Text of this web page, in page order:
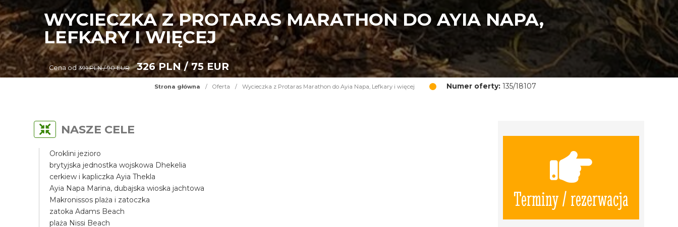
WYCIECZKA Z PROTARAS MARATHON DO AYIA NAPA,
LEFKARY I WIĘCEJ
Cena od 391 PLN / 90 EUR 326 PLN / 75 EUR
Strona główna / Oferta / Wycieczka z Protaras Marathon do Ayia Napa, Lefkary i więcej Numer oferty: 135/18107
Terminy / rezerwacja
NASZE CELE
Oroklini jezioro
brytyjska jednostka wojskowa Dhekelia
cerkiew i kapliczka Ayia Thekla
Ayia Napa Marina, dubajska wioska jachtowa
Makronissos plaża i zatoczka
zatoka Adams Beach
plaża Nissi Beach